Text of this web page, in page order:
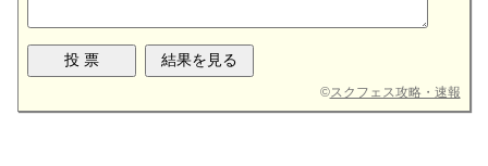
©スクフェス攻略・速報